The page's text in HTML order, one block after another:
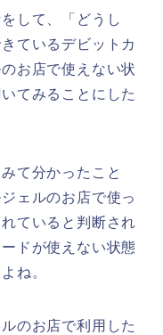
して、「どうし
ているデビットカ
お店で使えない状
てみることにした
て分かったこと
ェルのお店で使っ
ていると判断され
ドが使えない状態
ね。
のお店で利用した